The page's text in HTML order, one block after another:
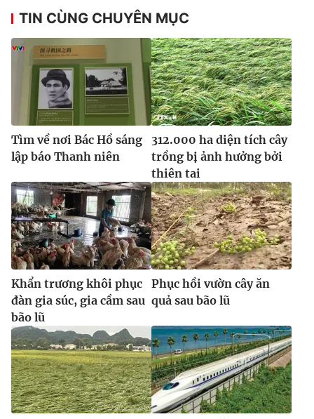
Ðiện thoại Thời báo VTV:
024.66 897 897
Email:toasoan@vtv.vn
Liên hệ quảng cáo:024-7300.7108
® Cấm sao chép dưới mọi hình thức nếu không có sự chấp
thuận bằng văn bản. Ghi rõ nguồn VTV.vn khi phát hành lại
thông tin từ website này.
TIN CÙNG CHUYÊN MỤC
Tìm về nơi Bác Hồ sáng
lập báo Thanh niên
312.000 ha diện tích cây
trồng bị ảnh hưởng bởi
thiên tai
Khẩn trương khôi phục
đàn gia súc, gia cầm sau
bão lũ
Phục hồi vườn cây ăn
quả sau bão lũ